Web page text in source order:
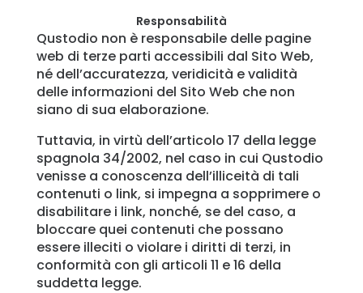
Responsabilità
Qustodio non è responsabile delle pagine
web di terze parti accessibili dal Sito Web,
né dell’accuratezza, veridicità e validità
delle informazioni del Sito Web che non
siano di sua elaborazione.
Tuttavia, in virtù dell’articolo 17 della legge
spagnola 34/2002, nel caso in cui Qustodio
venisse a conoscenza dell’illiceità di tali
contenuti o link, si impegna a sopprimere o
disabilitare i link, nonché, se del caso, a
bloccare quei contenuti che possano
essere illeciti o violare i diritti di terzi, in
conformità con gli articoli 11 e 16 della
suddetta legge.